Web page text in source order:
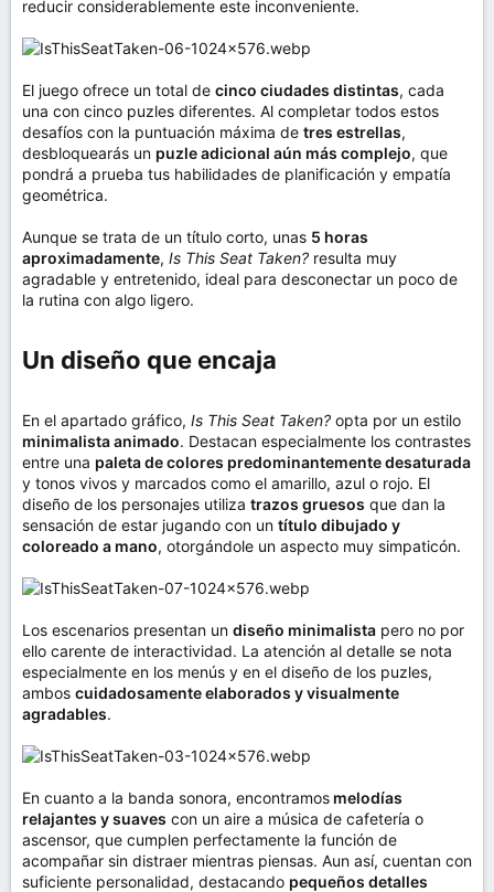
reducir considerablemente este inconveniente.
El juego ofrece un total de cinco ciudades distintas, cada
una con cinco puzles diferentes. Al completar todos estos
desafíos con la puntuación máxima de tres estrellas,
desbloquearás un puzle adicional aún más complejo, que
pondrá a prueba tus habilidades de planificación y empatía
geométrica.
Aunque se trata de un título corto, unas 5 horas
aproximadamente, Is This Seat Taken? resulta muy
agradable y entretenido, ideal para desconectar un poco de
la rutina con algo ligero.
Un diseño que encaja​
En el apartado gráfico, Is This Seat Taken? opta por un estilo
minimalista animado. Destacan especialmente los contrastes
entre una paleta de colores predominantemente desaturada
y tonos vivos y marcados como el amarillo, azul o rojo. El
diseño de los personajes utiliza trazos gruesos que dan la
sensación de estar jugando con un título dibujado y
coloreado a mano, otorgándole un aspecto muy simpaticón.
Los escenarios presentan un diseño minimalista pero no por
ello carente de interactividad. La atención al detalle se nota
especialmente en los menús y en el diseño de los puzles,
ambos cuidadosamente elaborados y visualmente
agradables.
En cuanto a la banda sonora, encontramos melodías
relajantes y suaves con un aire a música de cafetería o
ascensor, que cumplen perfectamente la función de
acompañar sin distraer mientras piensas. Aun así, cuentan con
suficiente personalidad, destacando pequeños detalles